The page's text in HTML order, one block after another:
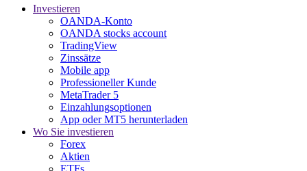
Investieren
OANDA-Konto
OANDA stocks account
TradingView
Zinssätze
Mobile app
Professioneller Kunde
MetaTrader 5
Einzahlungsoptionen
App oder MT5 herunterladen
Wo Sie investieren
Forex
Aktien
ETFs